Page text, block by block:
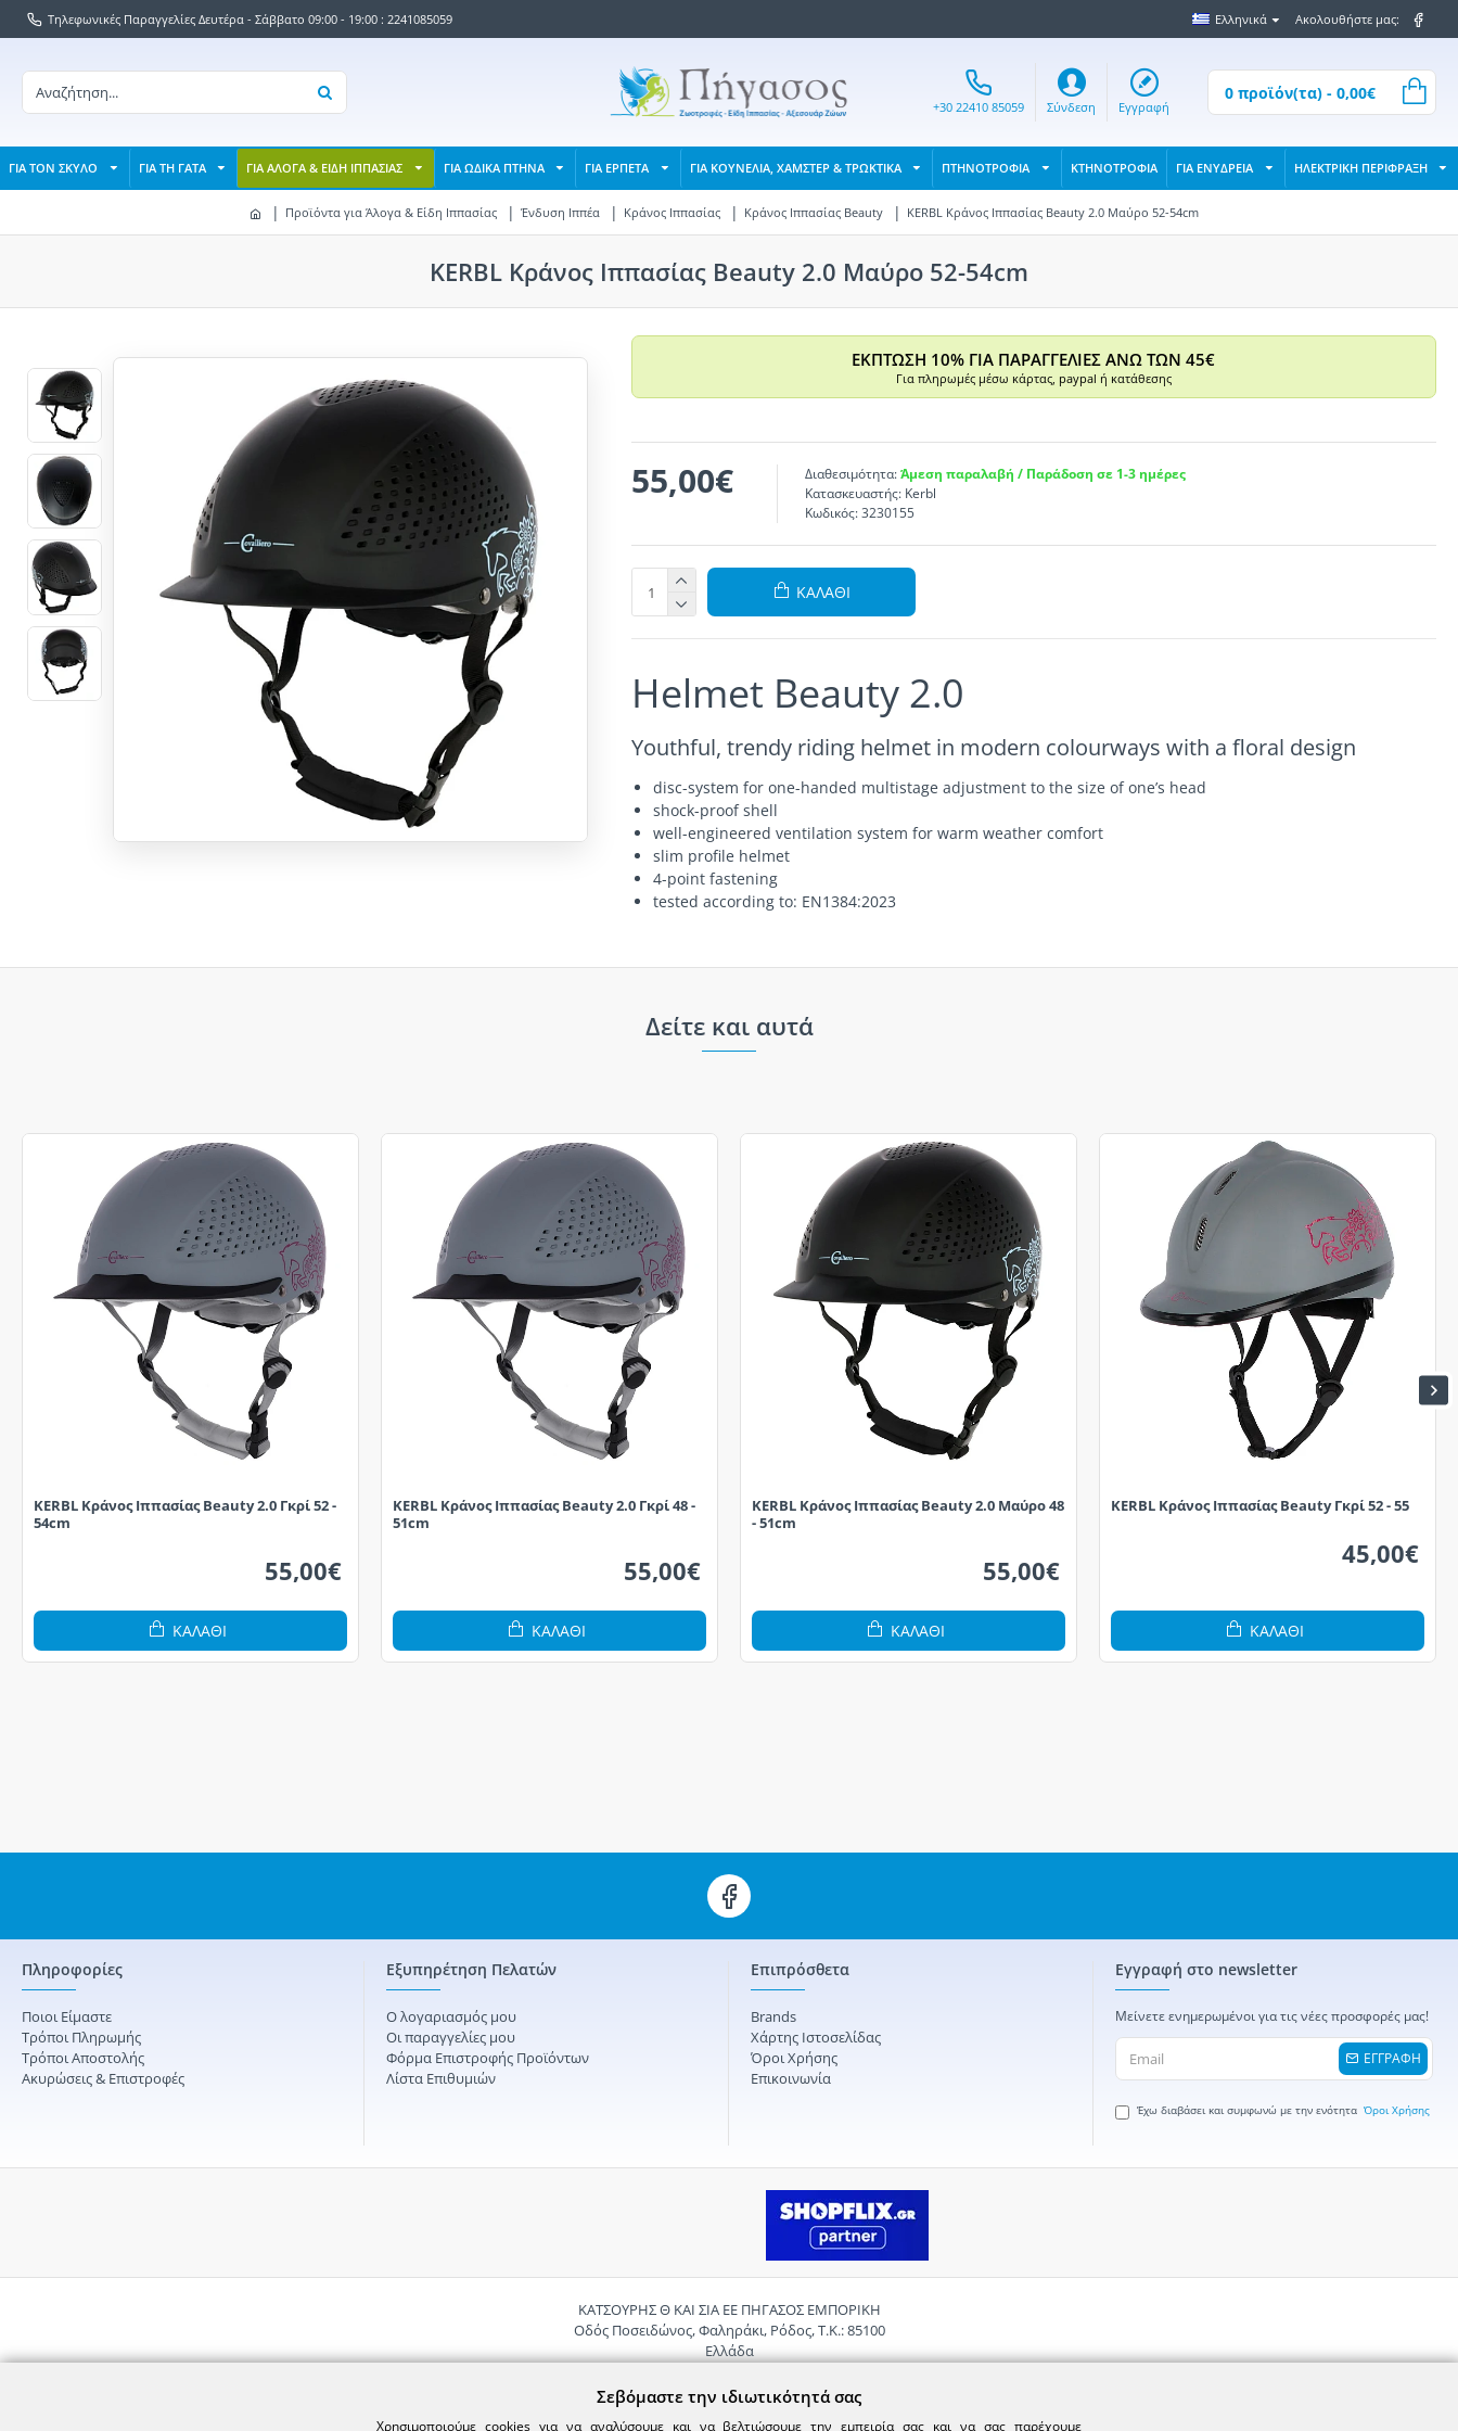
Τηλεφωνικές Παραγγελίες Δευτέρα - Σάββατο 09:00 - 19:00 : 2241085059 Ελληνικά Ακολουθήστε μας:
+30 22410 85059 Σύνδεση Εγγραφή
0 προϊόν(τα) - 0,00€
ΓΙΑ ΤΟΝ ΣΚΥΛΟ ΓΙΑ ΤΗ ΓΑΤΑ ΓΙΑ ΑΛΟΓΑ & ΕΙΔΗ ΙΠΠΑΣΙΑΣ ΓΙΑ ΩΔΙΚΑ ΠΤΗΝΑ ΓΙΑ ΕΡΠΕΤΑ ΓΙΑ ΚΟΥΝΕΛΙΑ, ΧΑΜΣΤΕΡ & ΤΡΩΚΤΙΚΑ ΠΤΗΝΟΤΡΟΦΙΑ ΚΤΗΝΟΤΡΟΦΙΑ ΓΙΑ ΕΝΥΔΡΕΙΑ ΗΛΕΚΤΡΙΚΗ ΠΕΡΙΦΡΑΞΗ
Προϊόντα για Άλογα & Είδη Ιππασίας Ένδυση Ιππέα Κράνος Ιππασίας Κράνος Ιππασίας Beauty KERBL Κράνος Ιππασίας Beauty 2.0 Μαύρο 52-54cm
KERBL Κράνος Ιππασίας Beauty 2.0 Μαύρο 52-54cm
ΕΚΠΤΩΣΗ 10% ΓΙΑ ΠΑΡΑΓΓΕΛΙΕΣ ΑΝΩ ΤΩΝ 45€
Για πληρωμές μέσω κάρτας, paypal ή κατάθεσης
55,00€ Διαθεσιμότητα: Άμεση παραλαβή / Παράδοση σε 1-3 ημέρες
Κατασκευαστής: Kerbl
Κωδικός: 3230155
ΚΑΛΆΘΙ
Helmet Beauty 2.0
Youthful, trendy riding helmet in modern colourways with a floral design
disc-system for one-handed multistage adjustment to the size of one’s head
shock-proof shell
well-engineered ventilation system for warm weather comfort
slim profile helmet
4-point fastening
tested according to: EN1384:2023
Δείτε και αυτά
KERBL Κράνος Ιππασίας Beauty 2.0 Γκρί 52 -
54cm
55,00€
ΚΑΛΆΘΙ
KERBL Κράνος Ιππασίας Beauty 2.0 Γκρί 48 -
51cm
55,00€
ΚΑΛΆΘΙ
KERBL Κράνος Ιππασίας Beauty 2.0 Μαύρο 48
- 51cm
55,00€
ΚΑΛΆΘΙ
KERBL Κράνος Ιππασίας Beauty Γκρί 52 - 55
45,00€
ΚΑΛΆΘΙ
Πληροφορίες
Ποιοι Είμαστε
Τρόποι Πληρωμής
Τρόποι Αποστολής
Ακυρώσεις & Επιστροφές
Εξυπηρέτηση Πελατών
Ο λογαριασμός μου
Οι παραγγελίες μου
Φόρμα Επιστροφής Προϊόντων
Λίστα Επιθυμιών
Επιπρόσθετα
Brands
Χάρτης Ιστοσελίδας
Όροι Χρήσης
Επικοινωνία
Εγγραφή στο newsletter
Μείνετε ενημερωμένοι για τις νέες προσφορές μας!
ΕΓΓΡΑΦΗ
Έχω διαβάσει και συμφωνώ με την ενότητα Όροι Χρήσης
ΚΑΤΣΟΥΡΗΣ Θ ΚΑΙ ΣΙΑ ΕΕ ΠΗΓΑΣΟΣ ΕΜΠΟΡΙΚΗ
Οδός Ποσειδώνος, Φαληράκι, Ρόδος, Τ.Κ.: 85100
Ελλάδα
Email:pigasosemporiki@gmail.com
Σεβόμαστε την ιδιωτικότητά σας
Χρησιμοποιούμε cookies για να αναλύσουμε και να βελτιώσουμε την εμπειρία σας και να σας παρέχουμε